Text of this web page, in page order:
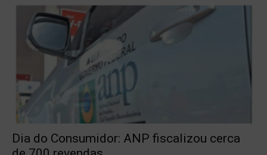
Dia do Consumidor: ANP fiscalizou cerca